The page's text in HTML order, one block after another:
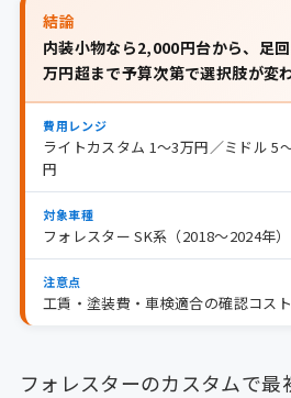
結論
内装小物なら2,000円台から、足
万円超まで予算次第で選択肢が変
費用レンジ
ライトカスタム 1〜3万円／ミドル 5
円
対象車種
フォレスター SK系（2018〜2024年
注意点
工賃・塗装費・車検適合の確認コス
フォレスターのカスタムで最